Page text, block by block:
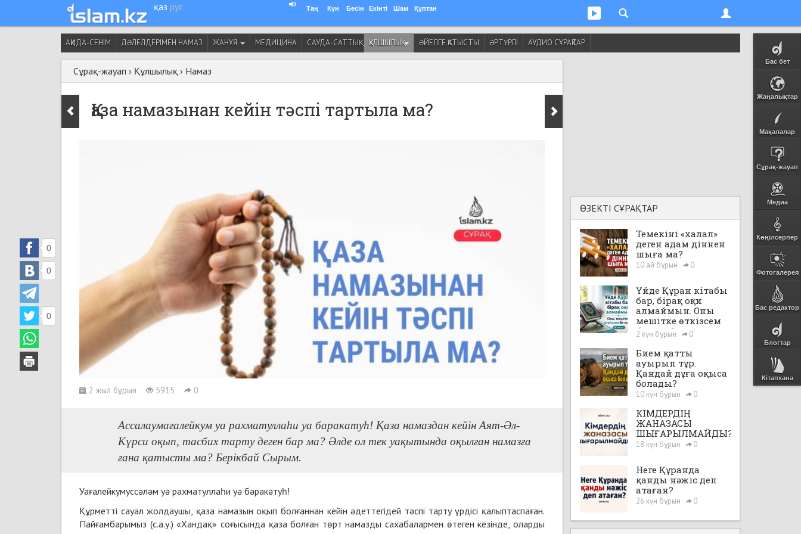
қаз рус Таң Күн Бесін Екінті Шам Құптан
Бас бет
Жаңалықтар
Мақалалар
Сұрақ-жауап
Медиа
Көңілсерпер
Фотогалерея
Бас редактор
Блогтар
Кітапхана
АҚИДА-СЕНІМ ДӘЛЕЛДЕРІМЕН НАМАЗ ЖАНҰЯ МЕДИЦИНА САУДА-САТТЫҚ ҚҰЛШЫЛЫҚ ӘЙЕЛГЕ ҚАТЫСТЫ ӘРТҮРЛІ АУДИО СҰРАҚТАР
Сұрақ-жауап › Құлшылық › Намаз
Қаза намазынан кейін тәспі тартыла ма?
2 жыл бұрын 5915 0
0
0
0
Ассалаумағалейкум уа рахматуллаһи уа баракатуһ! Қаза намаздан кейін Аят-Әл-
Күрси оқып, тасбих тарту деген бар ма? Әлде ол тек уақытында оқылған намазға
ғана қатысты ма? Берікбай Сырым.
Уағалейкумуссәләм уә рахматуллаһи уә бәракәтуһ!
Құрметті сауал жолдаушы, қаза намазын оқып болғаннан кейін әдеттегідей тәспі тарту үрдісі қалыптаспаған.
Пайғамбарымыз (с.а.у.) «Хандақ» соғысында қаза болған төрт намазды сахабалармен өтеген кезінде, оларды
ӨЗЕКТІ СҰРАҚТАР
Темекіні «халал»
деген адам діннен
шыға ма?
10 ай бұрын 0
Үйде Құран кітабы
бар, бірақ оқи
алмаймын. Оны
мешітке өткізсем
бе екен?
2 күн бұрын 0
Бием қатты
ауырып тұр.
Қандай дұға оқыса
болады?
10 күн бұрын 0
КІМДЕРДІҢ
ЖАНАЗАСЫ
ШЫҒАРЫЛМАЙДЫ?
18 күн бұрын 0
Неге Құранда
қанды нәжіс деп
атаған?
26 күн бұрын 0